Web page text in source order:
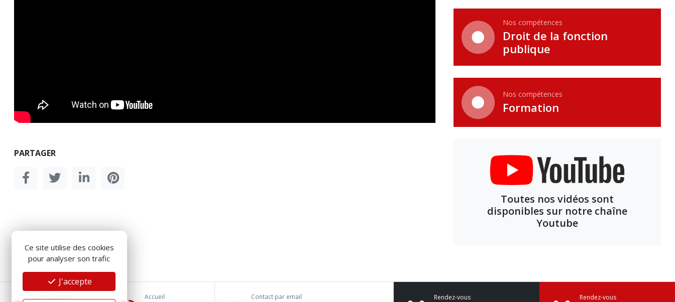
PARTAGER
Nos compétences
Droit de la fonction
publique
Nos compétences
Formation
Toutes nos vidéos sont
disponibles sur notre chaîne
Youtube
Accueil Contact par email Rendez-vous Rendez-vous
Ce site utilise des cookies
pour analyser son trafic
J'accepte